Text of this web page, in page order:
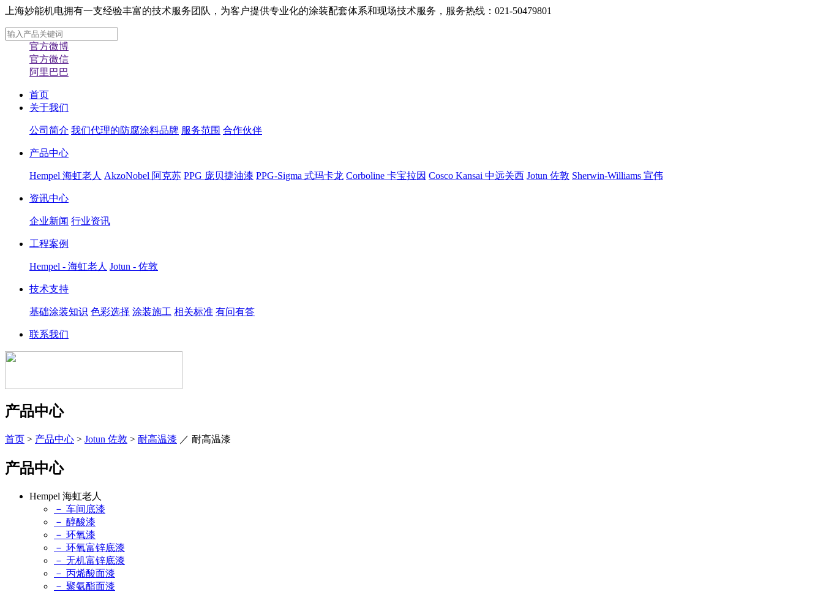
上海妙能机电拥有一支经验丰富的技术服务团队，为客户提供专业化的涂装配套体系和现场技术服务，服务热线：021-50479801
官方微博
官方微信
阿里巴巴
首页
关于我们
公司简介 我们代理的防腐涂料品牌 服务范围 合作伙伴
产品中心
Hempel 海虹老人 AkzoNobel 阿克苏 PPG 庞贝捷油漆 PPG-Sigma 式玛卡龙 Corboline 卡宝拉因 Cosco Kansai 中远关西 Jotun 佐敦 Sherwin-Williams 宣伟
资讯中心
企业新闻 行业资讯
工程案例
Hempel - 海虹老人 Jotun - 佐敦
技术支持
基础涂装知识 色彩选择 涂装施工 相关标准 有问有答
联系我们
产品中心
首页 > 产品中心 > Jotun 佐敦 > 耐高温漆 ／ 耐高温漆
产品中心
Hempel 海虹老人
－ 车间底漆
－ 醇酸漆
－ 环氧漆
－ 环氧富锌底漆
－ 无机富锌底漆
－ 丙烯酸面漆
－ 聚氨酯面漆